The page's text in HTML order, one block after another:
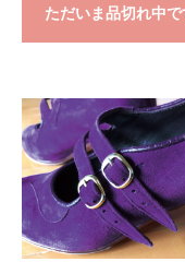
ただいま品切れ中で
お買い物